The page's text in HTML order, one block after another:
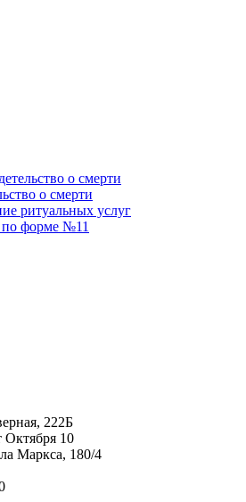
о смерти
о смерти
ритуальных услуг
по форме №11
222Б
Октября 10
Маркса, 180/4